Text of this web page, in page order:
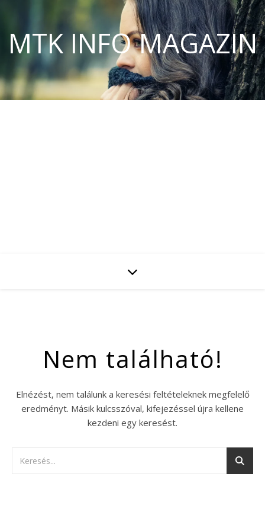
MTK INFO MAGAZIN
Nem található!
Elnézést, nem találunk a keresési feltételeknek megfelelő
eredményt. Másik kulcsszóval, kifejezéssel újra kellene
kezdeni egy keresést.